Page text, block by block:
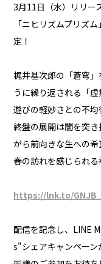
3月11日（水）リリー
「ニヒリズムプリズ
定！
梶井基次郎の「蒼穹
うに繰り返される「
遊びの軽妙さとの不均
終盤の展開は闇を突
がら前向きな生への希
春の訪れを感じられる
https://lnk.to/
配信を記念し、LINE
s"シェアキャンペーン